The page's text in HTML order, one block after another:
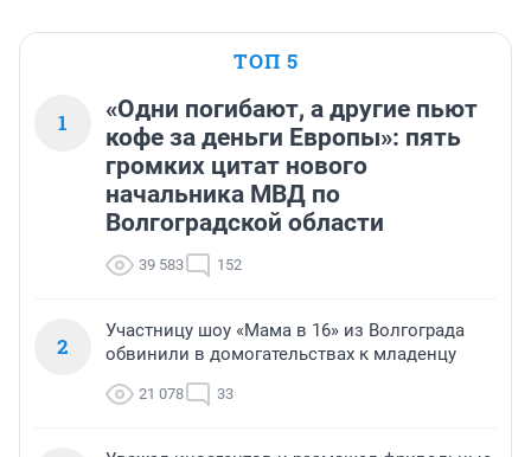
ТОП 5
1
«Одни погибают, а другие пьют
кофе за деньги Европы»: пять
громких цитат нового
начальника МВД по
Волгоградской области
39 583 152
2
Участницу шоу «Мама в 16» из Волгограда
обвинили в домогательствах к младенцу
21 078 33